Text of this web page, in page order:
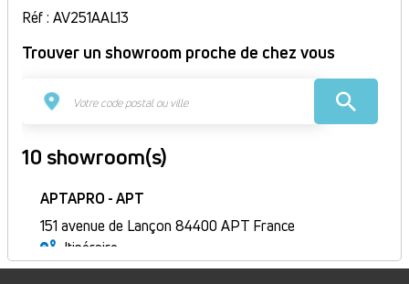
Réf : AV251AAL13
Trouver un showroom proche de chez vous
10 showroom(s)
APTAPRO - APT
151 avenue de Lançon 84400 APT France
Itinéraire